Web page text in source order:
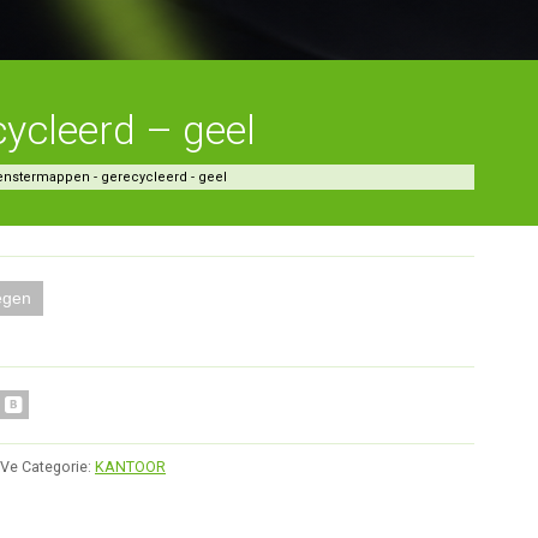
– geel
- gerecycleerd - geel
Categorie: KANTOOR